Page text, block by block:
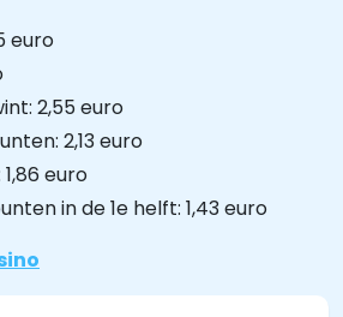
euro
2,55 euro
2,13 euro
euro
in de 1e helft: 1,43 euro